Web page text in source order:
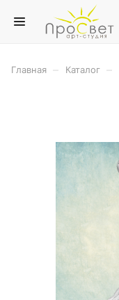
Главная Каталог